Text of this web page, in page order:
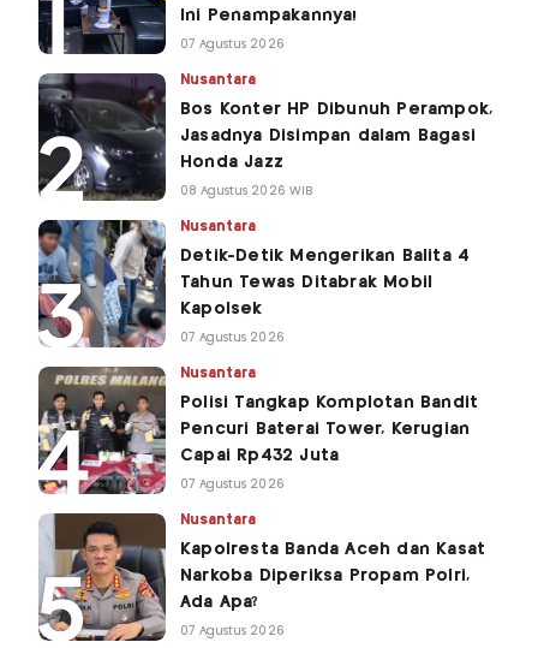
Ini Penampakannya!
07 Agustus 2026
Nusantara
Bos Konter HP Dibunuh Perampok,
Jasadnya Disimpan dalam Bagasi
Honda Jazz
08 Agustus 2026 WIB
Nusantara
Detik-Detik Mengerikan Balita 4
Tahun Tewas Ditabrak Mobil
Kapolsek
07 Agustus 2026
Nusantara
Polisi Tangkap Komplotan Bandit
Pencuri Baterai Tower, Kerugian
Capai Rp432 Juta
07 Agustus 2026
Nusantara
Kapolresta Banda Aceh dan Kasat
Narkoba Diperiksa Propam Polri,
Ada Apa?
07 Agustus 2026